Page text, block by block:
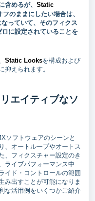
含めるが、 Static
のままにしたい場合は、
っていて、そのフィクス
に設定されていることを
Static Looksを構成および
抑えられます。
エイティブなソ
ソフトウェアのシーンと
、オートループやオートス
、フィクスチャー設定のき
ライブパフォーマンス中
イド・コントロールの範囲
み出すことが可能になりま
な活用例をいくつかご紹介